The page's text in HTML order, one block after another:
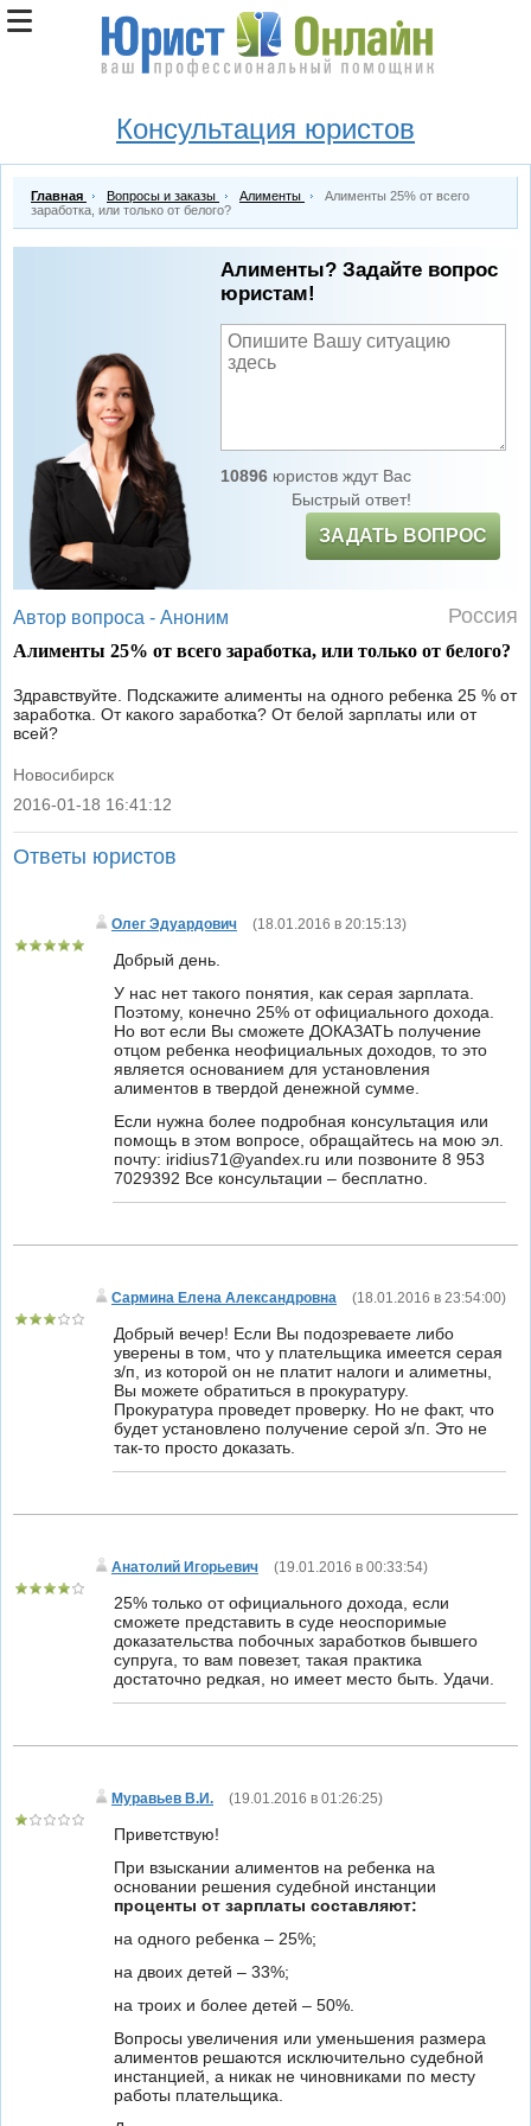
Консультация юристов
Главная Вопросы и заказы Алименты
Алименты 25% от всего
заработка, или только от белого?
Алименты? Задайте вопрос
юристам!
10896юристов ждут Вас
Быстрый ответ!
ЗАДАТЬ ВОПРОС
Автор вопроса - Аноним Россия
Алименты 25% от всего заработка, или только от белого?
Здравствуйте. Подскажите алименты на одного ребенка 25 % от
заработка. От какого заработка? От белой зарплаты или от
всей?
Новосибирск
|
2016-01-18 16:41:12
Ответы юристов
Олег Эдуардович (18.01.2016 в 20:15:13)
Добрый день.
У нас нет такого понятия, как серая зарплата.
Поэтому, конечно 25% от официального дохода.
Но вот если Вы сможете ДОКАЗАТЬ получение
отцом ребенка неофициальных доходов, то это
является основанием для установления
алиментов в твердой денежной сумме.
Если нужна более подробная консультация или
помощь в этом вопросе, обращайтесь на мою эл.
почту: iridius71@yandex.ru или позвоните 8 953
7029392 Все консультации – бесплатно.
Сармина Елена Александровна (18.01.2016 в 23:54:00)
Добрый вечер! Если Вы подозреваете либо
уверены в том, что у плательщика имеется серая
з/п, из которой он не платит налоги и алиметны,
Вы можете обратиться в прокуратуру.
Прокуратура проведет проверку. Но не факт, что
будет установлено получение серой з/п. Это не
так-то просто доказать.
Анатолий Игорьевич (19.01.2016 в 00:33:54)
25% только от официального дохода, если
сможете представить в суде неоспоримые
доказательства побочных заработков бывшего
супруга, то вам повезет, такая практика
достаточно редкая, но имеет место быть. Удачи.
Муравьев В.И. (19.01.2016 в 01:26:25)
Приветствую!
При взыскании алиментов на ребенка на
основании решения судебной инстанции
проценты от зарплаты составляют:
на одного ребенка – 25%;
на двоих детей – 33%;
на троих и более детей – 50%.
Вопросы увеличения или уменьшения размера
алиментов решаются исключительно судебной
инстанцией, а никак не чиновниками по месту
работы плательщика.